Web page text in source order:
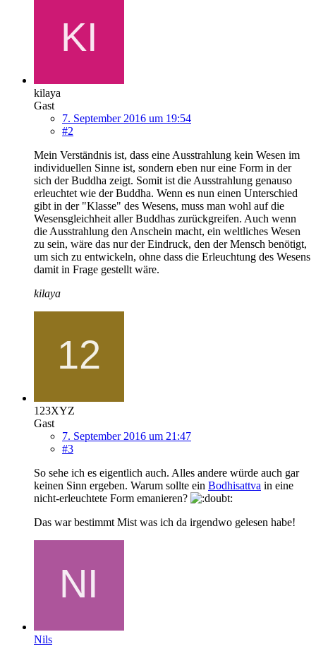
kilaya
Gast
7. September 2016 um 19:54
#2
Mein Verständnis ist, dass eine Ausstrahlung kein Wesen im
individuellen Sinne ist, sondern eben nur eine Form in der
sich der Buddha zeigt. Somit ist die Ausstrahlung genauso
erleuchtet wie der Buddha. Wenn es nun einen Unterschied
gibt in der "Klasse" des Wesens, muss man wohl auf die
Wesensgleichheit aller Buddhas zurückgreifen. Auch wenn
die Ausstrahlung den Anschein macht, ein weltliches Wesen
zu sein, wäre das nur der Eindruck, den der Mensch benötigt,
um sich zu entwickeln, ohne dass die Erleuchtung des Wesens
damit in Frage gestellt wäre.
kilaya
123XYZ
Gast
7. September 2016 um 21:47
#3
So sehe ich es eigentlich auch. Alles andere würde auch gar
keinen Sinn ergeben. Warum sollte ein Bodhisattva in eine
nicht-erleuchtete Form emanieren?
Das war bestimmt Mist was ich da irgendwo gelesen habe!
Nils